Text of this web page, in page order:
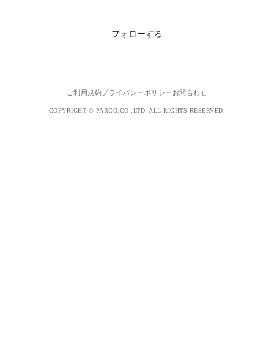
フォローする
ご利用規約プライバシーポリシー お問合わせ
COPYRIGHT © PARCO.CO.,LTD. ALL RIGHTS RESERVED.